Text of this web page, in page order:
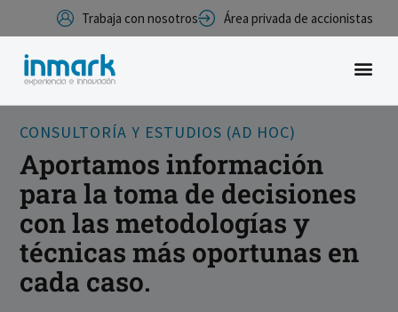
Trabaja con nosotros Área privada de accionistas
CONSULTORÍA Y ESTUDIOS (AD HOC)
Aportamos información
para la toma de decisiones
con las metodologías y
técnicas más oportunas en
cada caso.